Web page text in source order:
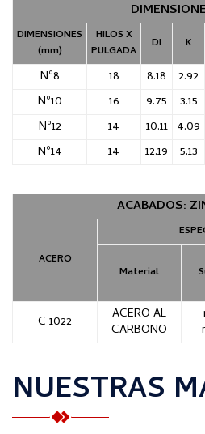
DIMENSIONES
(mm)
HILOS X
PULGADA
DI K
Nº8 18 8.18 2.92
Nº10
16 9.75 3.15
Nº12
14 10.11 4.09
Nº14
14 12.19 5.13
ACABADOS:
ACERO
Material
C 1022
ACERO AL
CARBONO
NUESTRAS